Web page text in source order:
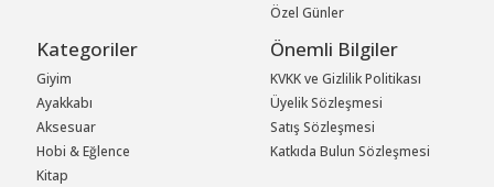
Özel Günler
Kategoriler
Giyim
Ayakkabı
Aksesuar
Hobi & Eğlence
Kitap
Önemli Bilgiler
KVKK ve Gizlilik Politikası
Üyelik Sözleşmesi
Satış Sözleşmesi
Katkıda Bulun Sözleşmesi